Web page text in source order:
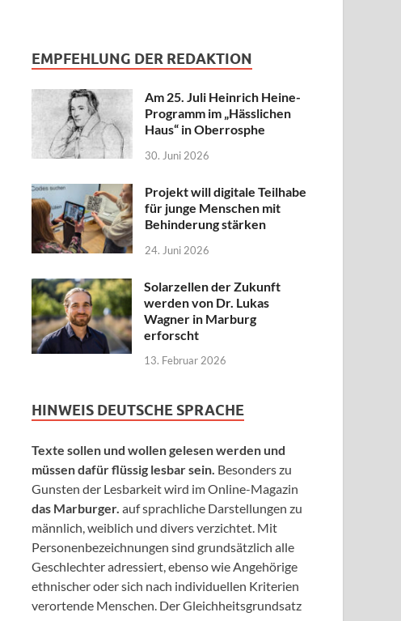
EMPFEHLUNG DER REDAKTION
Am 25. Juli Heinrich Heine-
Programm im „Hässlichen
Haus“ in Oberrosphe
30. Juni 2026
Projekt will digitale Teilhabe
für junge Menschen mit
Behinderung stärken
24. Juni 2026
Solarzellen der Zukunft
werden von Dr. Lukas
Wagner in Marburg
erforscht
13. Februar 2026
HINWEIS DEUTSCHE SPRACHE
Texte sollen und wollen gelesen werden und
müssen dafür flüssig lesbar sein. Besonders zu
Gunsten der Lesbarkeit wird im Online-Magazin
das Marburger. auf sprachliche Darstellungen zu
männlich, weiblich und divers verzichtet. Mit
Personenbezeichnungen sind grundsätzlich alle
Geschlechter adressiert, ebenso wie Angehörige
ethnischer oder sich nach individuellen Kriterien
verortende Menschen. Der Gleichheitsgrundsatz